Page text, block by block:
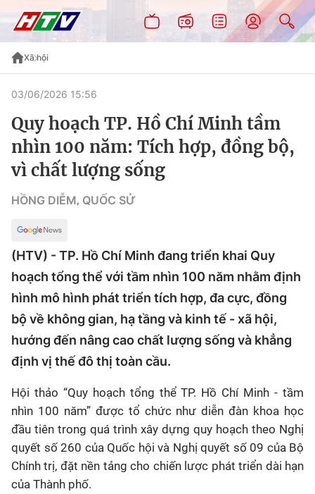
Xã hội
03/06/2026 15:56
Quy hoạch TP. Hồ Chí Minh tầm
nhìn 100 năm: Tích hợp, đồng bộ,
vì chất lượng sống
HỒNG DIỄM, QUỐC SỬ
(HTV) - TP. Hồ Chí Minh đang triển khai Quy
hoạch tổng thể với tầm nhìn 100 năm nhằm định
hình mô hình phát triển tích hợp, đa cực, đồng
bộ về không gian, hạ tầng và kinh tế - xã hội,
hướng đến nâng cao chất lượng sống và khẳng
định vị thế đô thị toàn cầu.
Hội thảo “Quy hoạch tổng thể TP. Hồ Chí Minh - tầm
nhìn 100 năm” được tổ chức như diễn đàn khoa học
đầu tiên trong quá trình xây dựng quy hoạch theo Nghị
quyết số 260 của Quốc hội và Nghị quyết số 09 của Bộ
Chính trị, đặt nền tảng cho chiến lược phát triển dài hạn
của Thành phố.